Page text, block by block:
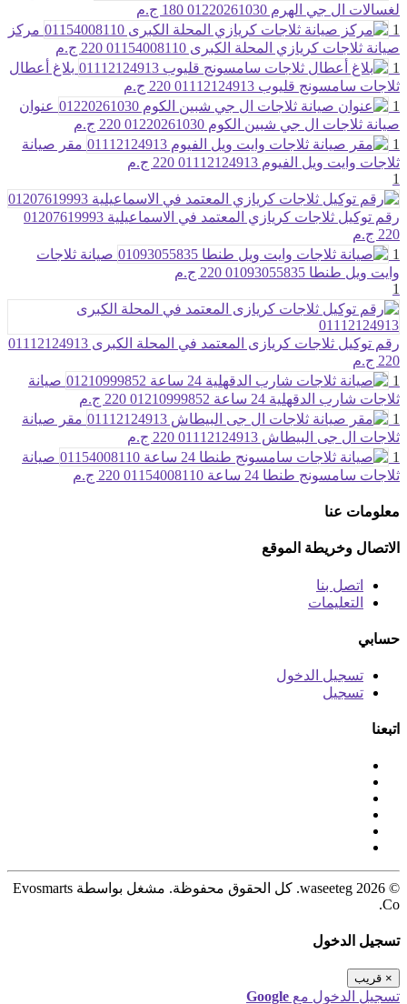
لغسالات ال جي الهرم 01220261030
180 ج.م
1
مركز
صيانة ثلاجات كريازي المحلة الكبرى 01154008110
220 ج.م
1
بلاغ أعطال
ثلاجات سامسونج قليوب 01112124913
220 ج.م
1
عنوان
صيانة ثلاجات ال جي شبين الكوم 01220261030
220 ج.م
1
مقر صيانة
ثلاجات وايت ويل الفيوم 01112124913
220 ج.م
1
رقم توكيل ثلاجات كريازي المعتمد في الاسماعيلية 01207619993
220 ج.م
1
صيانة ثلاجات
وايت ويل طنطا 01093055835
220 ج.م
1
رقم توكيل ثلاجات كريازى المعتمد في المحلة الكبرى 01112124913
220 ج.م
1
صيانة
ثلاجات شارب الدقهلية 24 ساعة 01210999852
220 ج.م
1
مقر صيانة
ثلاجات ال جى البيطاش 01112124913
220 ج.م
1
صيانة
ثلاجات سامسونج طنطا 24 ساعة 01154008110
220 ج.م
معلومات عنا
الاتصال وخريطة الموقع
اتصل بنا
التعليمات
حسابي
تسجيل الدخول
تسجيل
اتبعنا
© 2026 waseeteg. كل الحقوق محفوظة. مشغل بواسطة Evosmarts
Co.
تسجيل الدخول
× قريب
تسجيل الدخول مع Google